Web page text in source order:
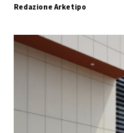
Redazione Arketipo